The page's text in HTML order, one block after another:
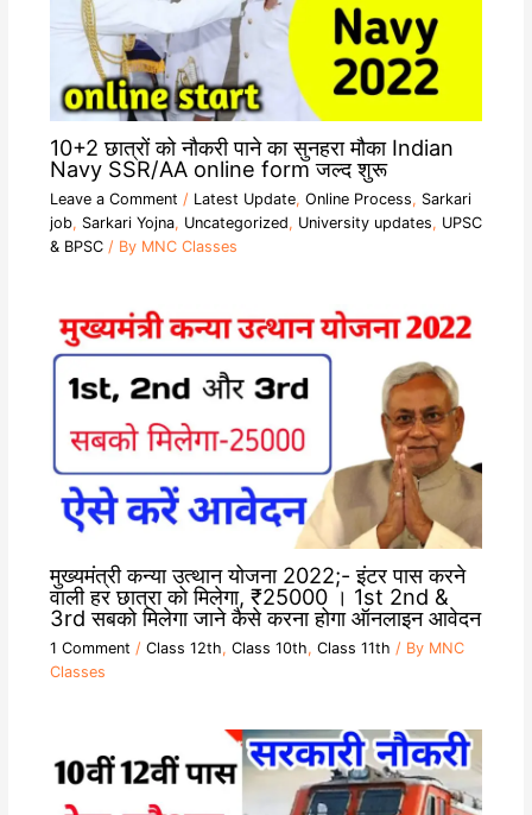
10+2 छात्रों को नौकरी पाने का सुनहरा मौका Indian
Navy SSR/AA online form जल्द शुरू
Leave a Comment / Latest Update, Online Process, Sarkari
job, Sarkari Yojna, Uncategorized, University updates, UPSC
& BPSC/ By MNC Classes
मुख्यमंत्री कन्या उत्थान योजना 2022;- इंटर पास करने
वाली हर छात्रा को मिलेगा, ₹25000 । 1st 2nd &
3rd सबको मिलेगा जाने कैसे करना होगा ऑनलाइन आवेदन
1 Comment / Class 12th, Class 10th, Class 11th / By MNC
Classes